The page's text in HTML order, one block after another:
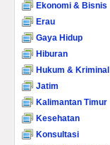
Ekonomi & Bisnis
Erau
Gaya Hidup
Hiburan
Hukum & Kriminal
Jatim
Kalimantan Timur
Kesehatan
Konsultasi